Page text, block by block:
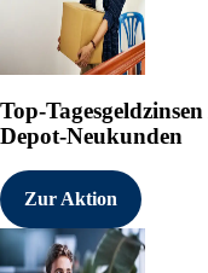
Top-Tagesgeldzinsen
Depot-Neukunden
Zur Aktion